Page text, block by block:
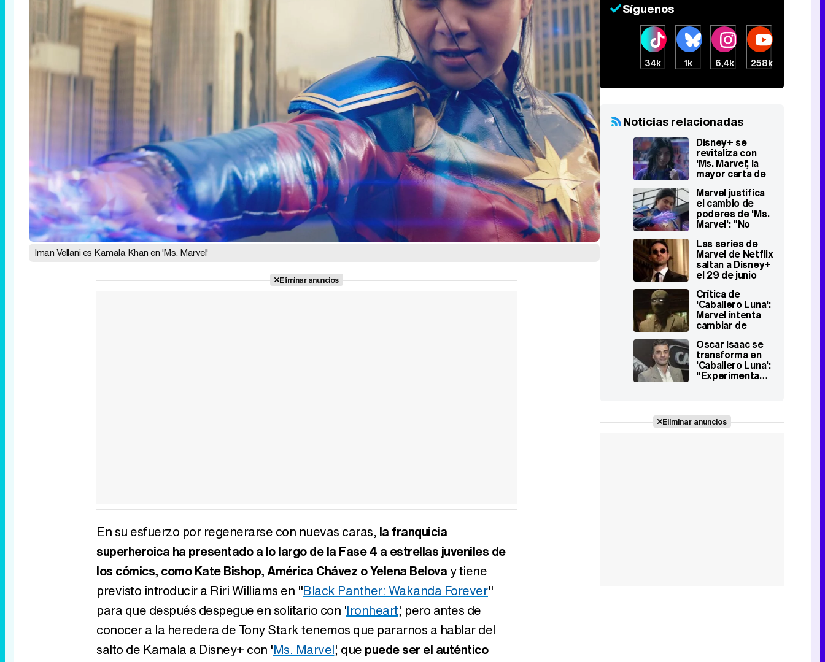
Iman Vellani es Kamala Khan en 'Ms. Marvel'
Eliminar anuncios
En su esfuerzo por regenerarse con nuevas caras, la franquicia
superheroica ha presentado a lo largo de la Fase 4 a estrellas juveniles de
los cómics, como Kate Bishop, América Chávez o Yelena Belova y tiene
previsto introducir a Riri Williams en "Black Panther: Wakanda Forever"
para que después despegue en solitario con 'Ironheart', pero antes de
conocer a la heredera de Tony Stark tenemos que pararnos a hablar del
salto de Kamala a Disney+ con 'Ms. Marvel', que puede ser el auténtico
Síguenos
34k 1k 6,4k 258k
Noticias relacionadas
Disney+ se
revitaliza con
'Ms. Marvel', la
mayor carta de
amor a su
universo
superheroico
Marvel justifica
el cambio de
poderes de 'Ms.
Marvel': "No
Las series de
Marvel de Netflix
saltan a Disney+
el 29 de junio
Crítica de
'Caballero Luna':
Marvel intenta
cambiar de
no mucho
Oscar Isaac se
transforma en
'Caballero Luna':
"Experimentamos
con el tono de
Eliminar anuncios